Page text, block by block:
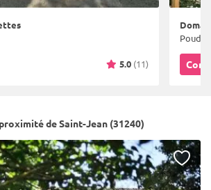
5.0 (11)
Poudis
de Saint-Jean (31240)